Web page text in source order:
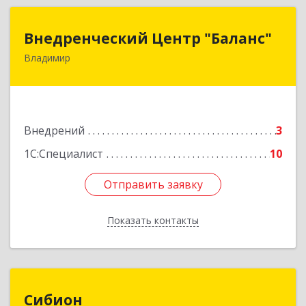
Внедренческий Центр "Баланс"
Владимир
Внедрений
3
1С:Специалист
10
Отправить заявку
Показать контакты
Внедренческий Центр "Баланс"
600001, Владимирская обл, Владимир г,
Отправить заявку
Назад
Сибион